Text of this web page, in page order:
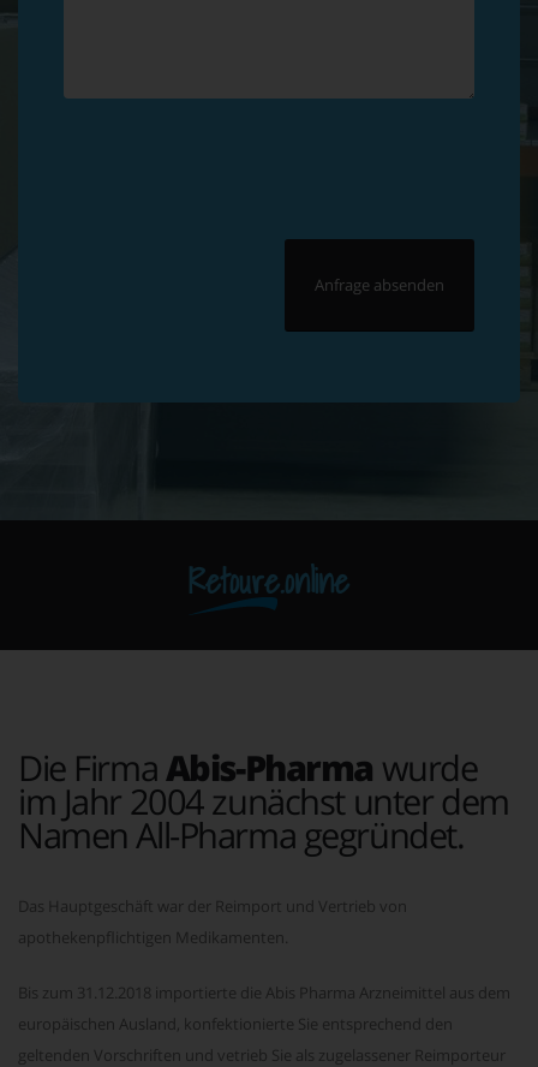
Retoure.online
Die Firma Abis-Pharma wurde
im Jahr 2004 zunächst unter dem
Namen All-Pharma gegründet.
Das Hauptgeschäft war der Reimport und Vertrieb von
apothekenpflichtigen Medikamenten.
Bis zum 31.12.2018 importierte die Abis Pharma Arzneimittel aus dem
europäischen Ausland, konfektionierte Sie entsprechend den
geltenden Vorschriften und vetrieb Sie als zugelassener Reimporteur